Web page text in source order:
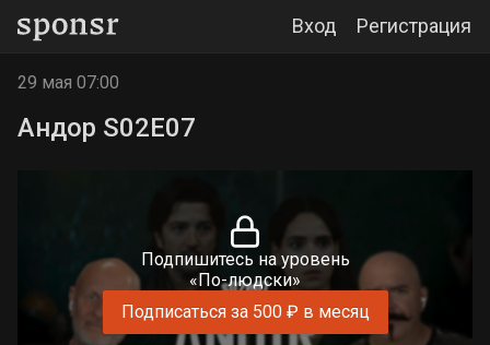
Вход Регистрация
29 мая 07:00
Андор S02E07
Подпишитесь на уровень
«По-людски»
Подписаться за 500 ₽ в месяц